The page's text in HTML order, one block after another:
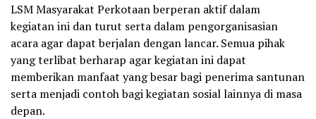
LSM Masyarakat Perkotaan berperan aktif dalam
kegiatan ini dan turut serta dalam pengorganisasian
acara agar dapat berjalan dengan lancar. Semua pihak
yang terlibat berharap agar kegiatan ini dapat
memberikan manfaat yang besar bagi penerima santunan
serta menjadi contoh bagi kegiatan sosial lainnya di masa
depan.